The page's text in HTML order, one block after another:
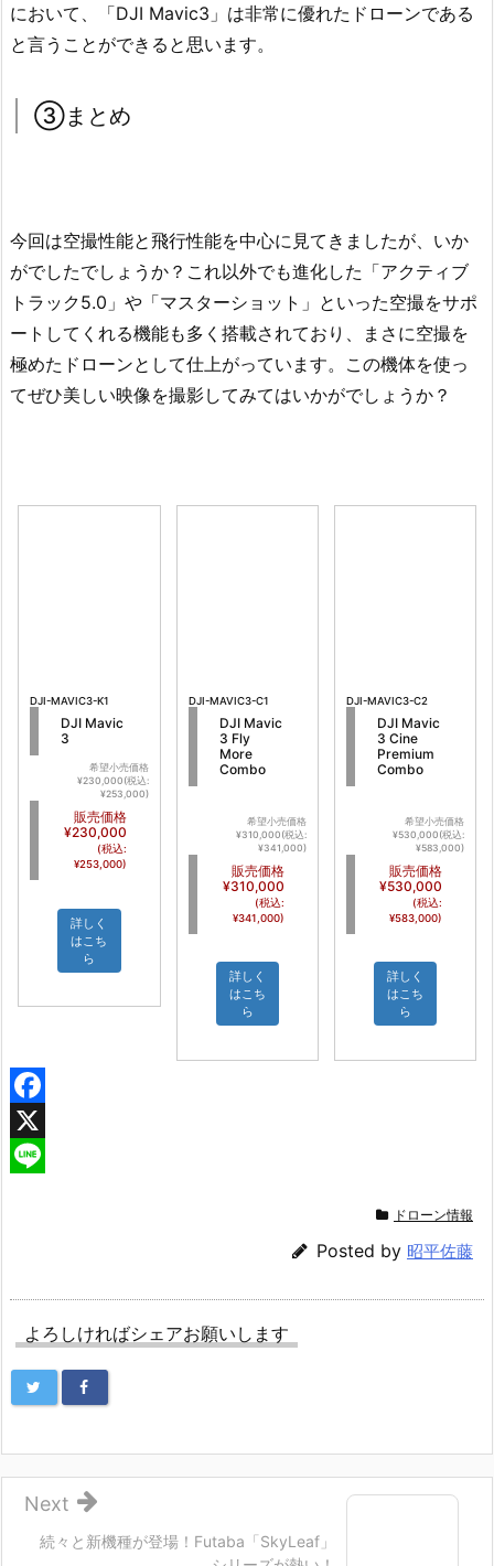
において、「DJI Mavic3」は非常に優れたドローンである
と言うことができると思います。
③まとめ
今回は空撮性能と飛行性能を中心に見てきましたが、いか
がでしたでしょうか？これ以外でも進化した「アクティブ
トラック5.0」や「マスターショット」といった空撮をサポ
ートしてくれる機能も多く搭載されており、まさに空撮を
極めたドローンとして仕上がっています。この機体を使っ
てぜひ美しい映像を撮影してみてはいかがでしょうか？
DJI-MAVIC3-K1
DJI Mavic
3
希望小売価格
¥230,000(税込:
¥253,000)
販売価格
¥230,000
(税込:
¥253,000)
詳しく
はこち
ら
DJI-MAVIC3-C1
DJI Mavic
3 Fly
More
Combo
希望小売価格
¥310,000(税込:
¥341,000)
販売価格
¥310,000
(税込:
¥341,000)
詳しく
はこち
ら
DJI-MAVIC3-C2
DJI Mavic
3 Cine
Premium
Combo
希望小売価格
¥530,000(税込:
¥583,000)
販売価格
¥530,000
(税込:
¥583,000)
詳しく
はこち
ら
F
a
o
k
X
e
ドローン情報
Posted by 昭平佐藤
よろしければシェアお願いします
続々と新機種が登場！Futaba「SkyLeaf」
Next